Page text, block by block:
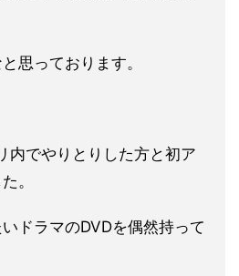
思っております。
内でやりとりした方と初ア
。
ドラマのDVDを偶然持って